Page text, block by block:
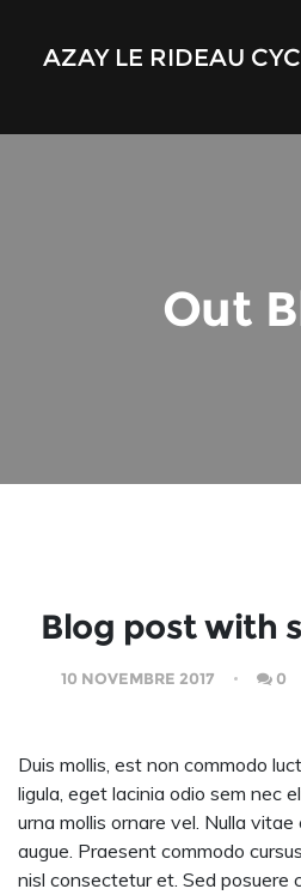
AZAY LE RIDEAU
Out
Blog post with
10 NOVEMBRE 2017 0
Duis mollis, est non commodo
ligula, eget lacinia odio sem nec
urna mollis ornare vel. Nulla
augue. Praesent commodo
nisl consectetur et. Sed posuere